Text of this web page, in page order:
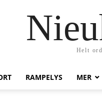
Helt
RAMPELYS MER